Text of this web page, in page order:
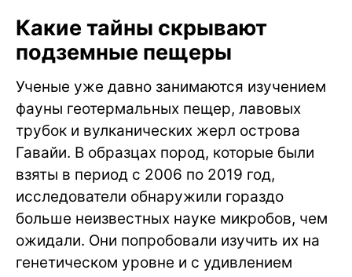
Какие тайны скрывают
подземные пещеры
Ученые уже давно занимаются изучением
фауны геотермальных пещер, лавовых
трубок и вулканических жерл острова
Гавайи. В образцах пород, которые были
взяты в период с 2006 по 2019 год,
исследователи обнаружили гораздо
больше неизвестных науке микробов, чем
ожидали. Они попробовали изучить их на
генетическом уровне и с удивлением